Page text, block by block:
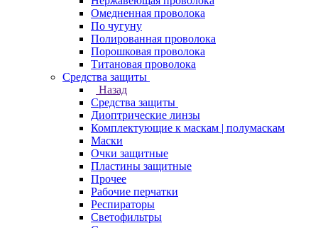
Омедненная проволока
По чугуну
Полированная проволока
Порошковая проволока
Титановая проволока
Средства защиты
Назад
Средства защиты
Диоптрические линзы
Комплектующие к маскам | полумаскам
Маски
Очки защитные
Пластины защитные
Прочее
Рабочие перчатки
Респираторы
Светофильтры